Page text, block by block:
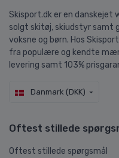
Skisport.dk er en danskejet
solgt skitøj, skiudstyr samt
voksne og børn. Hos
fra populære og kendte
levering samt 103%
Danmark (DKK)
Oftest stillede
Oftest stillede spørgsmål